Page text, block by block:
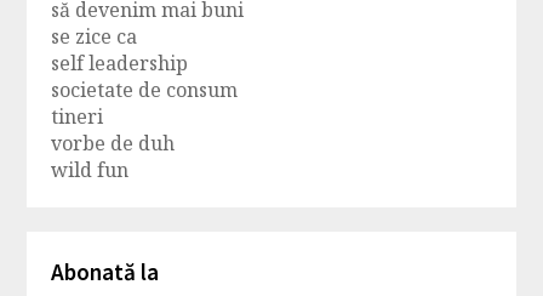
să devenim mai buni
se zice ca
self leadership
societate de consum
tineri
vorbe de duh
wild fun
Abonată la